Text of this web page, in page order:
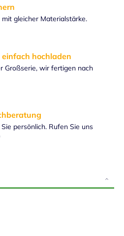
gleicher Materialstärke.
hochladen
Großserie, wir fertigen nach
persönlich. Rufen Sie uns